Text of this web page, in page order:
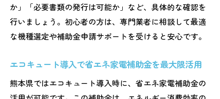
か」「必要書類の発行は可能か」など、具体的な確認を
行いましょう。初心者の方は、専門業者に相談して最適
な機種選定や補助金申請サポートを受けると安心です。
エコキュート導入で省エネ家電補助金を最大限活用
熊本県ではエコキュート導入時に、省エネ家電補助金の